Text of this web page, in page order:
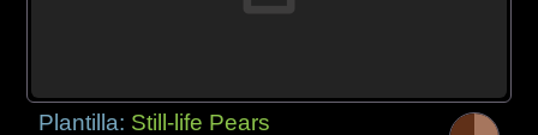
Plantilla: Still-life Pears